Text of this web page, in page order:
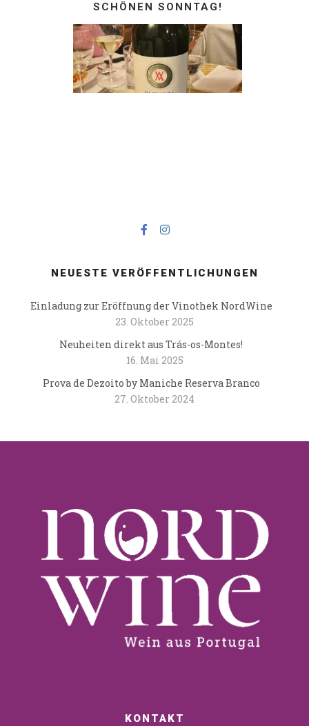
SCHÖNEN SONNTAG!
NEUESTE VERÖFFENTLICHUNGEN
Einladung zur Eröffnung der Vinothek NordWine
23. Oktober 2025
Neuheiten direkt aus Trás-os-Montes!
16. Mai 2025
Prova de Dezoito by Maniche Reserva Branco
27. Oktober 2024
KONTAKT